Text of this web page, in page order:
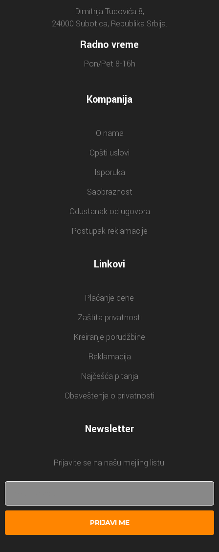
Dimitrija Tucovića 8,
24000 Subotica, Republika Srbija.
Radno vreme
Pon/Pet 8-16h
Kompanija
O nama
Opšti uslovi
Isporuka
Saobraznost
Odustanak od ugovora
Postupak reklamacije
Linkovi
Plaćanje cene
Zaštita privatnosti
Kreiranje porudžbine
Reklamacija
Najčešća pitanja
Obaveštenje o privatnosti
Newsletter
Prijavite se na našu mejling listu.
PRIJAVI ME